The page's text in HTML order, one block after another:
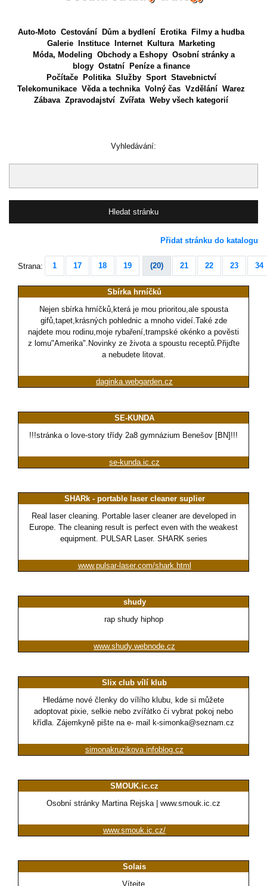
Auto-Moto Cestování Dům a bydlení Erotika
Filmy a hudba
Galerie
Instituce Internet Kultura
Marketing
Móda, Modeling Obchody a Eshopy Osobní stránky a
blogy Ostatní
Peníze a finance
Počítače
Politika Služby Sport Stavebnictví
Telekomunikace Věda a technika Volný čas Vzdělání Warez
Zábava Zpravodajství Zvířata Weby všech kategorií
Vyhledávání:
Přidat stránku do katalogu
Strana: 1 17 18 19 (20) 21 22 23 34
Sbírka hrníčků
Nejen sbírka hrníčků,která je mou prioritou,ale spousta
gifů,tapet,krásných pohlednic a mnoho videí.Také zde
najdete mou rodinu,moje rybaření,trampské okénko a pověsti
z lomu"Amerika".Novinky ze života a spoustu receptů.Přijďte
a nebudete litovat.
daginka.webgarden.cz
SE-KUNDA
!!!stránka o love-story třídy 2a8 gymnázium Benešov [BN]!!!
se-kunda.ic.cz
SHARk - portable laser cleaner suplier
Real laser cleaning. Portable laser cleaner are developed in
Europe. The cleaning result is perfect even with the weakest
equipment. PULSAR Laser. SHARK series
www.pulsar-laser.com/shark.html
shudy
rap shudy hiphop
www.shudy.webnode.cz
Slix club vílí klub
Hledáme nové členky do vílího klubu, kde si můžete
adoptovat pixie, selkie nebo zvířátko či vybrat pokoj nebo
křídla. Zájemkyně pište na e- mail k-simonka@seznam.cz
simonakruzikova.infoblog.cz
SMOUK.ic.cz
Osobní stránky Martina Rejska | www.smouk.ic.cz
www.smouk.ic.cz/
Solais
Vítejte